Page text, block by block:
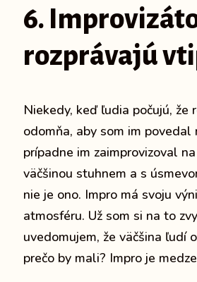
6.
rozprávajú
Niekedy, keď ľudia počujú, že
odomňa, aby som im povedal
prípadne im zaimprovizoval
väčšinou stuhnem a s
nie je ono. Impro má svoju
atmosféru. Už som si na to
uvedomujem, že väčšina ľudí
prečo by mali? Impro je